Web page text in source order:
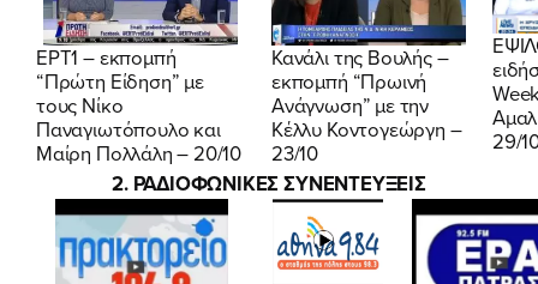
ΕΡΤ1 – εκπομπή
“Πρώτη Είδηση” με
τους Νίκο
Παναγιωτόπουλο και
Μαίρη Πολλάλη – 20/10
Κανάλι της Βουλής –
εκπομπή “Πρωινή
Ανάγνωση” με την
Κέλλυ Κοντογεώργη –
23/10
29/
2. ΡΑΔΙΟΦΩΝΙΚΕΣ ΣΥΝΕΝΤΕΥΞΕΙΣ